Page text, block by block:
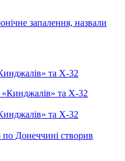
запалення, назвали
та Х-32
та Х-32